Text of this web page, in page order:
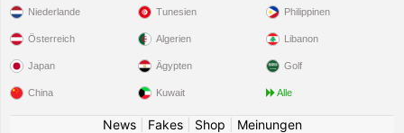
Niederlande
Österreich
Japan
China
Tunesien
Algerien
Ägypten
Kuwait
Philippinen
Libanon
Golf
Alle
News| Fakes| Shop
Meinungen